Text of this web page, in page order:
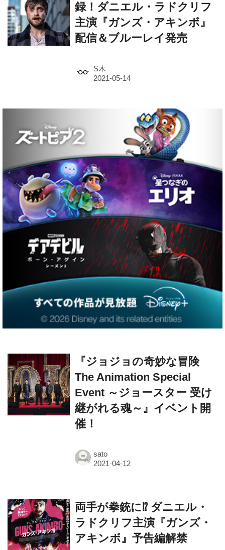
録！ダニエル・ラドクリフ
主演『ガンズ・アキンボ』
配信＆ブルーレイ発売
S木
『ジョジョの奇妙な冒険
The Animation Special
Event ～ジョースター 受け
継がれる魂～』イベント開
催！
sato
両手が拳銃に⁉ ダニエル・
ラドクリフ主演『ガンズ・
アキンボ』予告編解禁